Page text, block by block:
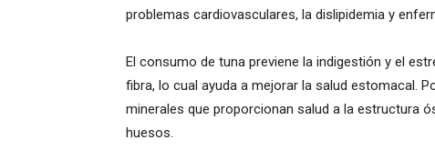
problemas cardiovasculares, la dislipidemia y
El consumo de tuna previene la indigestión y el
fibra, lo cual ayuda a mejorar la salud estomacal.
minerales que proporcionan salud a la estructura
huesos.